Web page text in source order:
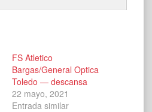
FS Atletico
Bargas/General Optica
Toledo — descansa
22 mayo, 2021
Entrada similar